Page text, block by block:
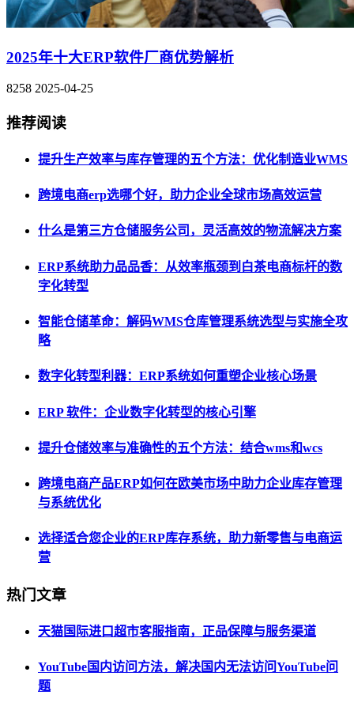
2025年十大ERP软件厂商优势解析
8258 2025-04-25
推荐阅读
提升生产效率与库存管理的五个方法：优化制造业WMS
跨境电商erp选哪个好，助力企业全球市场高效运营
什么是第三方仓储服务公司，灵活高效的物流解决方案
ERP系统助力品品香：从效率瓶颈到白茶电商标杆的数
字化转型
智能仓储革命：解码WMS仓库管理系统选型与实施全攻
略
数字化转型利器：ERP系统如何重塑企业核心场景
ERP 软件：企业数字化转型的核心引擎
提升仓储效率与准确性的五个方法：结合wms和wcs
跨境电商产品ERP如何在欧美市场中助力企业库存管理
与系统优化
选择适合您企业的ERP库存系统，助力新零售与电商运
营
热门文章
天猫国际进口超市客服指南，正品保障与服务渠道
YouTube国内访问方法，解决国内无法访问YouTube问
题